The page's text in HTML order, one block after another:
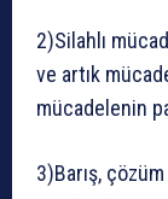
2)Silahlı
ve artık
mücadelenin
3)Barış,